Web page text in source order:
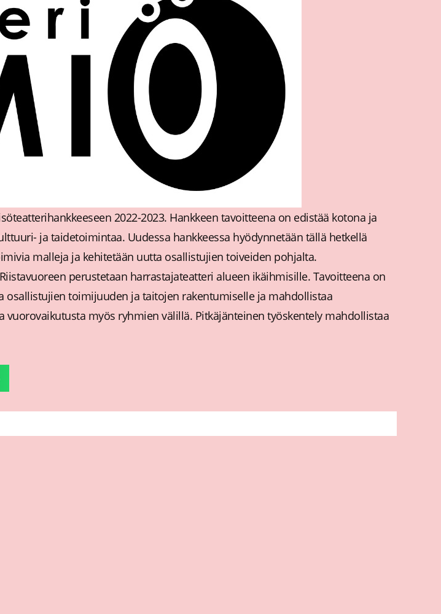
2022-2023. Hankkeen tavoitteena on edistää kotona ja
ja taidetoimintaa. Uudessa hankkeessa hyödynnetään tällä hetkellä
malleja ja kehitetään uutta osallistujien toiveiden pohjalta.
perustetaan harrastajateatteri alueen ikäihmisille. Tavoitteena on
osallistujien toimijuuden ja taitojen rakentumiselle ja mahdollistaa
myös ryhmien välillä. Pitkäjänteinen työskentely mahdollistaa